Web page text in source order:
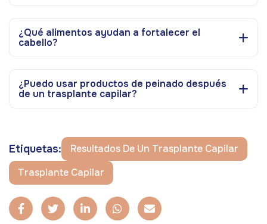
¿Qué alimentos ayudan a fortalecer el
cabello?
¿Puedo usar productos de peinado después
de un trasplante capilar?
Etiquetas:
Resultados De Un Trasplante Capilar
Trasplante Capilar